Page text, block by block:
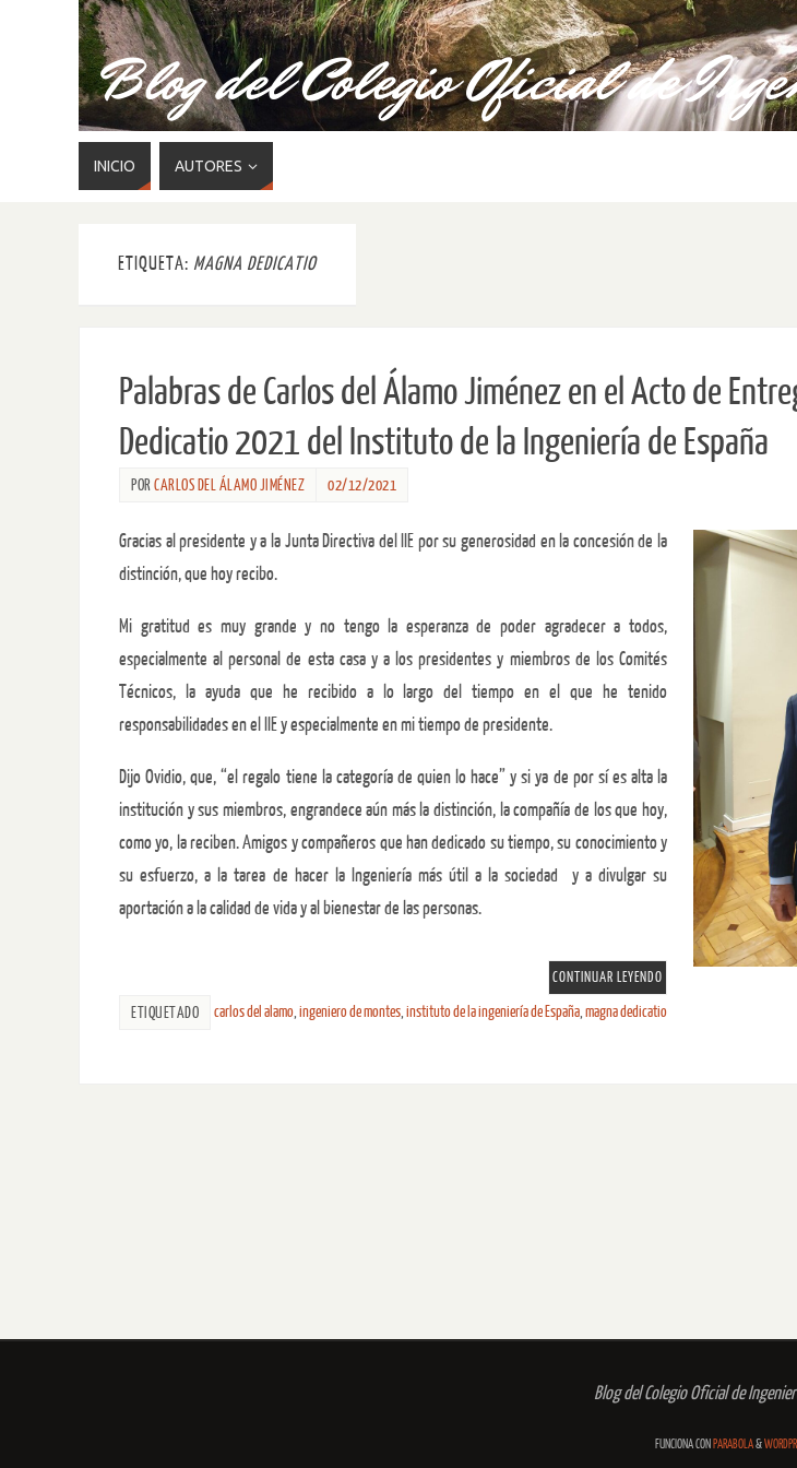
INICIO AUTORES
ETIQUETA: MAGNA DEDICATIO
Palabras de Carlos del Álamo Jiménez en el Acto de
Dedicatio 2021 del Instituto de la Ingeniería de España
POR CARLOS DEL ÁLAMO JIMÉNEZ 02/12/2021
Gracias al presidente y a la Junta Directiva del IIE por su generosidad en la concesión de la
distinción, que hoy recibo.
Mi gratitud es muy grande y no tengo la esperanza de poder agradecer a todos,
especialmente al personal de esta casa y a los presidentes y miembros de los Comités
Técnicos, la ayuda que he recibido a lo largo del tiempo en el que he tenido
responsabilidades en el IIE y especialmente en mi tiempo de presidente.
Dijo Ovidio, que, “el regalo tiene la categoría de quien lo hace” y si ya de por sí es alta la
institución y sus miembros, engrandece aún más la distinción, la compañía de los que hoy,
como yo, la reciben. Amigos y compañeros que han dedicado su tiempo, su conocimiento y
su esfuerzo, a la tarea de hacer la Ingeniería más útil a la sociedad y a divulgar su
aportación a la calidad de vida y al bienestar de las personas.
CONTINUAR LEYENDO
ETIQUETADO carlos del alamo ingeniero de montes instituto de la ingeniería de España magna dedicatio
Blog del Colegio Oficial de
FUNCIONA CON PARABOLA&